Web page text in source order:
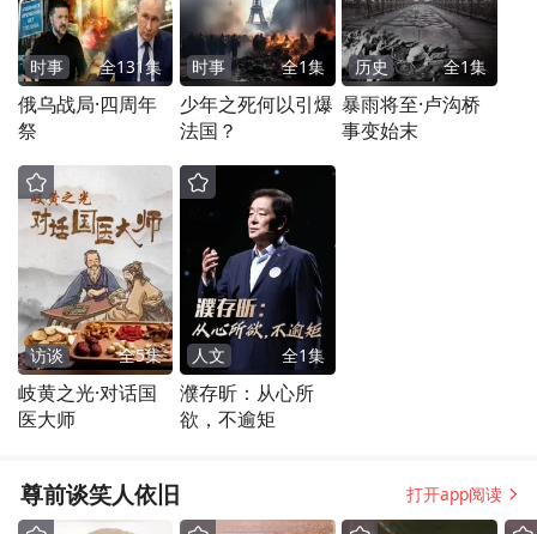
时事 全131集
俄乌战局·四周年
祭
时事 全1集
少年之死何以引爆
法国？
历史 全1集
暴雨将至·卢沟桥
事变始末
访谈 全5集
岐黄之光·对话国
医大师
人文 全1集
濮存昕：从心所
欲，不逾矩
尊前谈笑人依旧 打开app阅读